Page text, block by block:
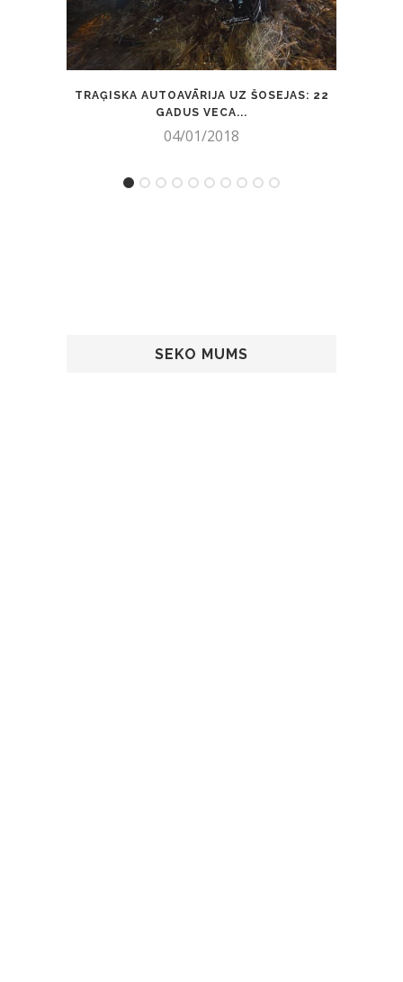
TRAĢISKA AUTOAVĀRIJA UZ ŠOSEJAS: 22
GADUS VECA...
04/01/2018
SEKO MUMS